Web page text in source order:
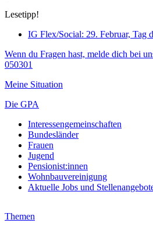
Lesetipp!
IG Flex/Social: 29. Februar, Tag
Wenn du Fragen hast, melde dich bei
050301
Meine Situation
Die GPA
Interessengemeinschaften
Bundesländer
Frauen
Jugend
Pensionist:innen
Wohnbauvereinigung
Aktuelle Jobs und
Themen